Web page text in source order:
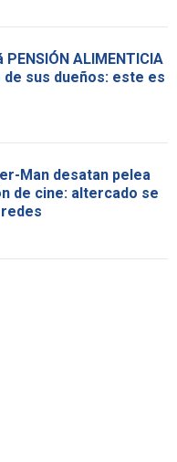
ALIMENTICIA
sus dueños: este es
Man desatan pelea
de cine: altercado se